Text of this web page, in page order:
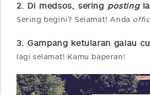
2. Di medsos, sering posting
Sering begini? Selamat! Anda
3. Gampang ketularan galau
lagi selamat! Kamu baperan!